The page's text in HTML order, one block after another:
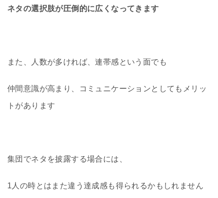
ネタの選択肢が圧倒的に広くなってきます
また、人数が多ければ、連帯感という面でも
仲間意識が高まり、コミュニケーションとしてもメリッ
トがあります
集団でネタを披露する場合には、
1人の時とはまた違う達成感も得られるかもしれません